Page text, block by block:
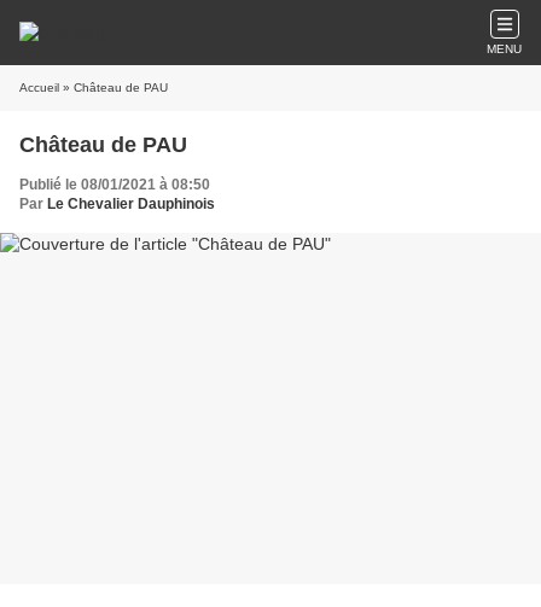
MENU
Accueil » Château de PAU
Château de PAU
Publié le 08/01/2021 à 08:50
Par Le Chevalier Dauphinois